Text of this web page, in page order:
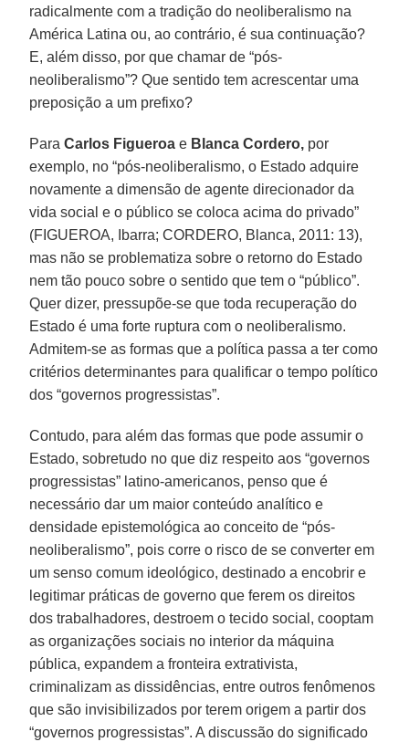
radicalmente com a tradição do neoliberalismo na
América Latina ou, ao contrário, é sua continuação?
E, além disso, por que chamar de “pós-
neoliberalismo”? Que sentido tem acrescentar uma
preposição a um prefixo?
ParaCarlos Figueroa e Blanca Cordero, por
exemplo, no “pós-neoliberalismo, o Estado adquire
novamente a dimensão de agente direcionador da
vida social e o público se coloca acima do privado”
(FIGUEROA, Ibarra; CORDERO, Blanca, 2011: 13),
mas não se problematiza sobre o retorno do Estado
nem tão pouco sobre o sentido que tem o “público”.
Quer dizer, pressupõe-se que toda recuperação do
Estado é uma forte ruptura com o neoliberalismo.
Admitem-se as formas que a política passa a ter como
critérios determinantes para qualificar o tempo político
dos “governos progressistas”.
Contudo, para além das formas que pode assumir o
Estado, sobretudo no que diz respeito aos “governos
progressistas” latino-americanos, penso que é
necessário dar um maior conteúdo analítico e
densidade epistemológica ao conceito de “pós-
neoliberalismo”, pois corre o risco de se converter em
um senso comum ideológico, destinado a encobrir e
legitimar práticas de governo que ferem os direitos
dos trabalhadores, destroem o tecido social, cooptam
as organizações sociais no interior da máquina
pública, expandem a fronteira extrativista,
criminalizam as dissidências, entre outros fenômenos
que são invisibilizados por terem origem a partir dos
“governos progressistas”. A discussão do significado